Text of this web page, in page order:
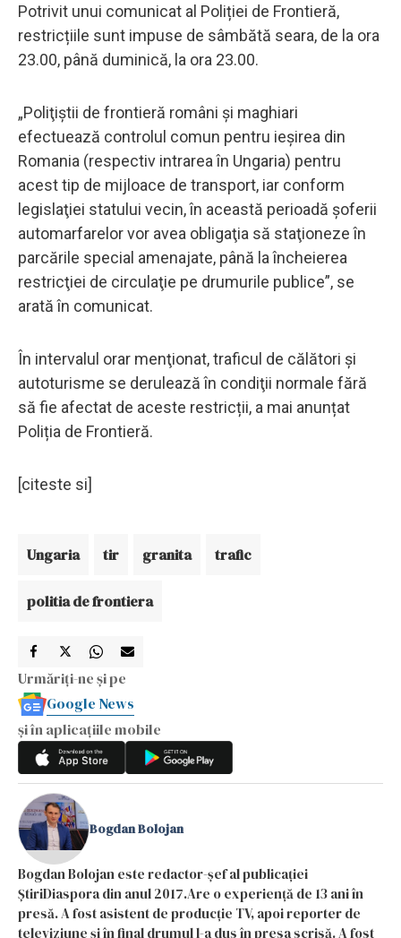
Potrivit unui comunicat al Poliției de Frontieră,
restricțiile sunt impuse de sâmbătă seara, de la ora
23.00, până duminică, la ora 23.00.
„Poliţiştii de frontieră români şi maghiari
efectuează controlul comun pentru ieşirea din
Romania (respectiv intrarea în Ungaria) pentru
acest tip de mijloace de transport, iar conform
legislaţiei statului vecin, în această perioadă şoferii
automarfarelor vor avea obligaţia să staţioneze în
parcările special amenajate, până la încheierea
restricţiei de circulaţie pe drumurile publice”, se
arată în comunicat.
În intervalul orar menţionat, traficul de călători şi
autoturisme se derulează în condiţii normale fără
să fie afectat de aceste restricții, a mai anunțat
Poliția de Frontieră.
[citeste si]
Ungaria tir granita trafic
politia de frontiera
Urmăriți-ne și pe
Google News
și în aplicațiile mobile
Bogdan Bolojan
Bogdan Bolojan este redactor-șef al publicației
ȘtiriDiaspora din anul 2017.Are o experiență de 13 ani în
presă. A fost asistent de producție TV, apoi reporter de
televiziune și în final drumul l-a dus în presa scrisă. A fost